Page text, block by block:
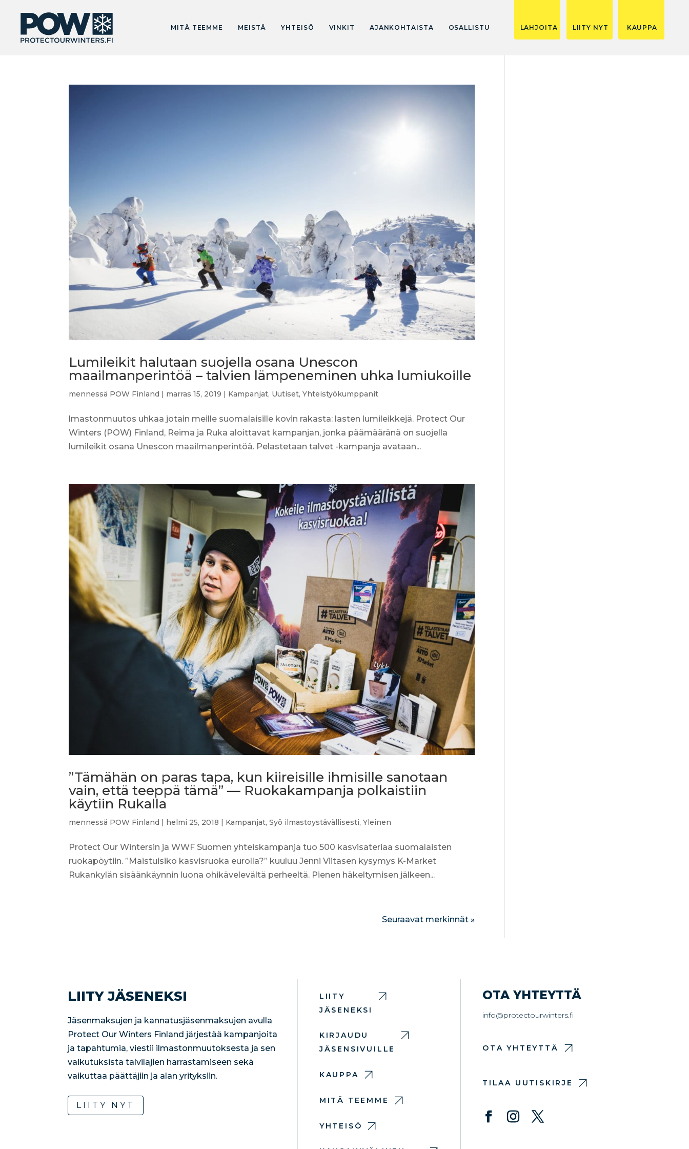
MITÄ TEEMME MEISTÄ YHTEISÖ VINKIT AJANKOHTAISTA OSALLISTU LAHJOITA LIITY NYT KAUPPA
Lumileikit halutaan suojella osana Unescon
maailmanperintöä – talvien lämpeneminen uhka lumiukoille
mennessä POW Finland marras 15, 2019 Kampanjat, Uutiset,Yhteistyökumppanit
lmastonmuutos uhkaa jotain meille suomalaisille kovin rakasta: lasten lumileikkejä. Protect Our
Winters (POW) Finland, Reima ja Ruka aloittavat kampanjan, jonka päämääränä on suojella
lumileikit osana Unescon maailmanperintöä. Pelastetaan talvet -kampanja avataan...
”Tämähän on paras tapa, kun kiireisille ihmisille sanotaan
vain, että teeppä tämä” — Ruokakampanja polkaistiin
käytiin Rukalla
mennessä POW Finland | helmi 25, 2018 | Kampanjat,Syö ilmastoystävällisesti,Yleinen
Protect Our Wintersin ja WWF Suomen yhteiskampanja tuo 500 kasvisateriaa suomalaisten
ruokapöytiin. ”Maistuisiko kasvisruoka eurolla?” kuuluu Jenni Viitasen kysymys K-Market
Rukankylän sisäänkäynnin luona ohikävelevältä perheeltä. Pienen häkeltymisen jälkeen...
Seuraavat merkinnät »
LIITY JÄSENEKSI
Jäsenmaksujen ja kannatusjäsenmaksujen avulla
Protect Our Winters Finland järjestää kampanjoita
ja tapahtumia, viestii ilmastonmuutoksesta ja sen
vaikutuksista talvilajien harrastamiseen sekä
vaikuttaa päättäjiin ja alan yrityksiin.
LIITY NYT
LIITY
JÄSENEKSI
KIRJAUDU
JÄSENSIVUILLE
KAUPPA
MITÄ TEEMME
YHTEISÖ
OTA YHTEYTTÄ
info@protectourwinters.fi
OTA YHTEYTTÄ
TILAA UUTISKIRJE